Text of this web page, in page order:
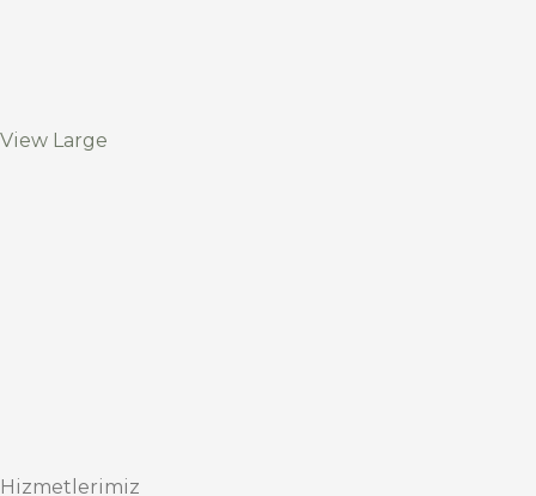
View Large
Hizmetlerimiz